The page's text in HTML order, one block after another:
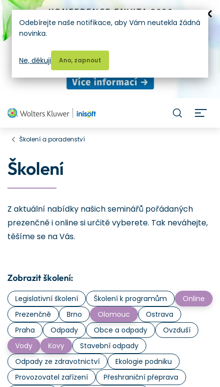
Školení a poradenství
Školení
Z aktuální nabídky našich seminářů pořádaných
prezenčně i online si určitě vyberete. Tak neváhejte,
těšíme se na Vás.
Zobrazit školení:
Legislativní školení Školení k programům
Online
Prezenčně
Brno Olomouc
Ostrava
Praha
Odpady Obce a odpady
Ovzduší
Vody
Kovy
Stavební odpady
Odpady ze zdravotnictví
Ekologie podniku
Provozovatel zařízení
Přeshraniční přeprava
Odebírejte naše notifikace, aby Vám neutekla žádná
novinka.
Ano, zapnout
Ne, děkuji